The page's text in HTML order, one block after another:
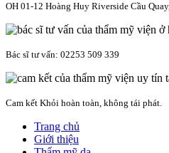
OH 01-12 Hoàng Huy Riverside Cầu
Bác sĩ tư vấn: 02253 509 339
Cam kết Khỏi hoàn toàn, không tái phát.
Trang chủ
Giới thiệu